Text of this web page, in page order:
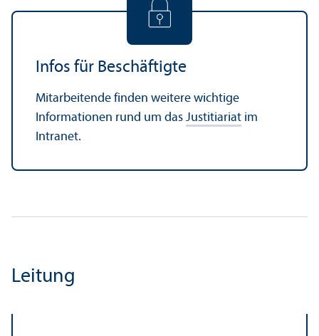
Infos für Beschäftigte
Mitarbeitende finden weitere wichtige
Informationen rund um das Justitiariat im
Intranet.
Leitung